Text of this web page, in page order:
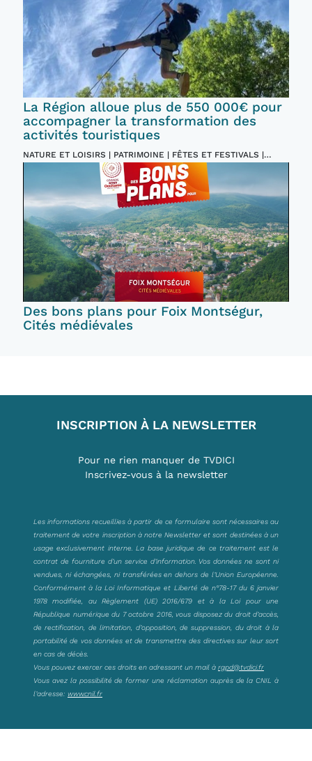
La Région alloue plus de 550 000€ pour
accompagner la transformation des
activités touristiques
NATURE ET LOISIRS | PATRIMOINE | FÊTES ET FESTIVALS |
INCONTOURNABLES
Des bons plans pour Foix Montségur,
Cités médiévales
INSCRIPTION À LA NEWSLETTER
Pour ne rien manquer de TVDICI
Inscrivez-vous à la newsletter
Les informations recueillies à partir de ce formulaire sont nécessaires au
traitement de votre inscription à notre Newsletter et sont destinées à un
usage exclusivement interne. La base juridique de ce traitement est le
contrat de fourniture d’un service d’information. Vos données ne sont ni
vendues, ni échangées, ni transférées en dehors de l’Union Européenne.
Conformément à la Loi Informatique et Liberté de n°78-17 du 6 janvier
1978 modifiée, au Règlement (UE) 2016/679 et à la Loi pour une
République numérique du 7 octobre 2016, vous disposez du droit d’accès,
de rectification, de limitation, d’opposition, de suppression, du droit à la
portabilité de vos données et de transmettre des directives sur leur sort
en cas de décès.
Vous pouvez exercer ces droits en adressant un mail à rgpd@tvdici.fr
Vous avez la possibilité de former une réclamation auprès de la CNIL à
l’adresse: www.cnil.fr